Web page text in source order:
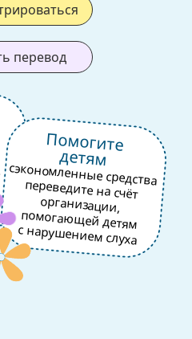
перевод
Помогите
детям
сэкономленные средства
переведите на счёт
организации,
помогающей детям
с нарушением слуха